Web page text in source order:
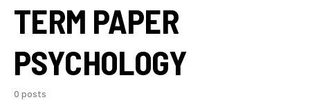
TERM PAPER
PSYCHOLOGY
0 posts